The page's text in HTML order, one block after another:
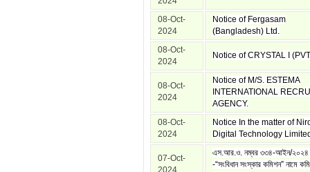
08-Oct-
2024
Notice of Fergasam
(Bangladesh) Ltd.
08-Oct-
2024
Notice of CRYSTAL I
08-Oct-
2024
Notice of M/S. ESTEMA
INTERNATIONAL
AGENCY.
08-Oct-
2024
Notice In the matter of
Digital Technology
07-Oct-
2024
এস.আর.ও. নম্বর ৩৩৪-আইন/
-“সংবিধান সংস্কার কমিশন” নামে